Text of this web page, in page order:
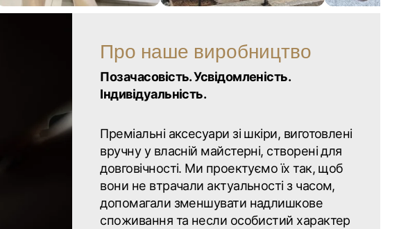
Про наше виробництво
Позачасовість. Усвідомленість.
Індивідуальність.
Преміальні аксесуари зі шкіри, виготовлені
вручну у власній майстерні, створені для
довговічності. Ми проектуємо їх так, щоб
вони не втрачали актуальності з часом,
допомагали зменшувати надлишкове
споживання та несли особистий характер